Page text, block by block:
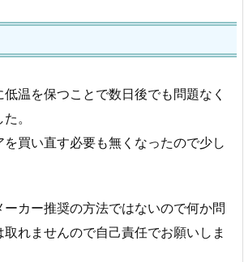
。
買い直す必要も無くなったので少し
取れませんので自己責任でお願いしま